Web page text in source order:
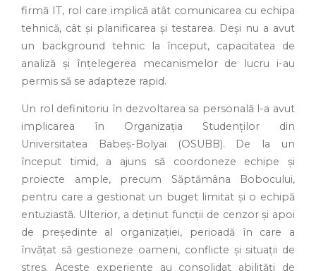
firmă IT, rol care implică atât comunicarea cu echipa
tehnică, cât și planificarea și testarea. Deși nu a avut
un background tehnic la început, capacitatea de
analiză și înțelegerea mecanismelor de lucru i-au
permis să se adapteze rapid.
Un rol definitoriu în dezvoltarea sa personală l-a avut
implicarea în Organizația Studenților din
Universitatea Babeș-Bolyai (OSUBB). De la un
început timid, a ajuns să coordoneze echipe și
proiecte ample, precum Săptămâna Bobocului,
pentru care a gestionat un buget limitat și o echipă
entuziastă. Ulterior, a deținut funcții de cenzor și apoi
de președinte al organizației, perioadă în care a
învățat să gestioneze oameni, conflicte și situații de
stres. Aceste experiențe au consolidat abilități de